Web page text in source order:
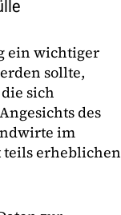
ein wichtiger
sollte,
sich
des
im
erheblichen